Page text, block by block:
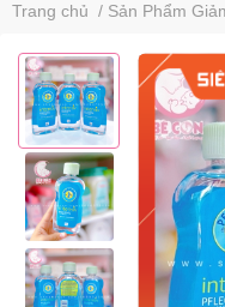
Trang chủ / Sản Phẩm